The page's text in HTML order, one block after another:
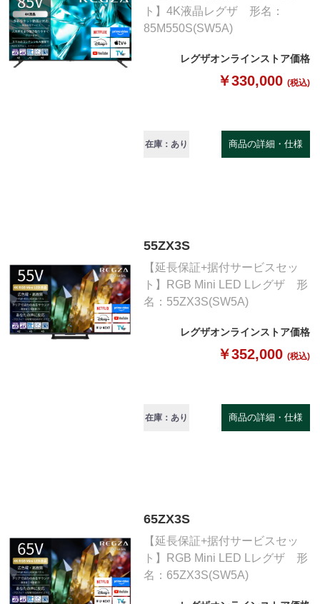
ト】4K液晶レグザ 形名：
85M550S(SW5A)
レグザオンラインストア価格
￥330,000 (税込)
在庫：あり 商品の詳細・仕様
55ZX3S
【延長保証+据付サービスセッ
ト】RGB Mini LED Lレグザ 形
名：55ZX3S(SW5A)
レグザオンラインストア価格
￥352,000 (税込)
在庫：あり 商品の詳細・仕様
65ZX3S
【延長保証+据付サービスセッ
ト】RGB Mini LED Lレグザ 形
名：65ZX3S(SW5A)